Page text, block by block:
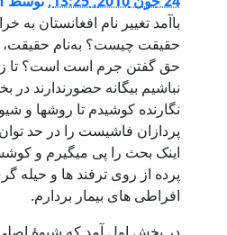
باآمد تغییر نام افغانستان به
حقیقت چیست؟ به‌نام
حق گفتن جرم است است؟ تا
نباشیم بیگانه حضورندارند
نگارنده کوشیدم تا روشها و
پردازان فاشیست را در حد
اینک بحث را پی میگیرم و
پرده از روی ترفند ها و حیله
افراطی های بیمار بردارم.